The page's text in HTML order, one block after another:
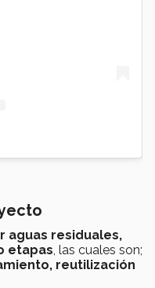
aguas residuales,
etapas, las cuales son;
reutilización